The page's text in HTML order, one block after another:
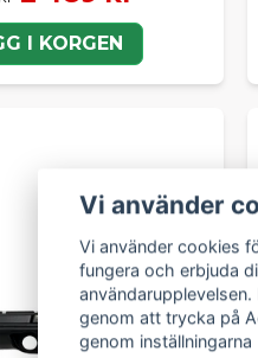
I KORGEN
Vi använder
Vi använder cookies
fungera och erbjuda
genom att trycka på
genom inställningarna